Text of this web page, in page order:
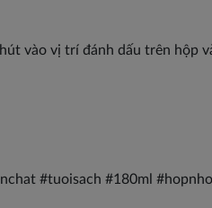
vào vị trí đánh dấu trên hộp
#tuoisach #180ml